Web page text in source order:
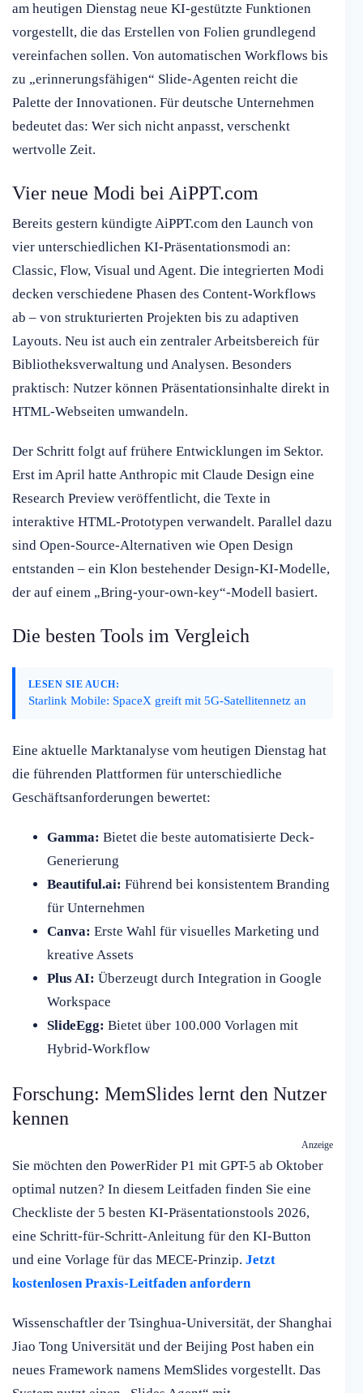
am heutigen Dienstag neue KI-gestützte Funktionen
vorgestellt, die das Erstellen von Folien grundlegend
vereinfachen sollen. Von automatischen Workflows bis
zu „erinnerungsfähigen“ Slide-Agenten reicht die
Palette der Innovationen. Für deutsche Unternehmen
bedeutet das: Wer sich nicht anpasst, verschenkt
wertvolle Zeit.
Vier neue Modi bei AiPPT.com
Bereits gestern kündigte AiPPT.com den Launch von
vier unterschiedlichen KI-Präsentationsmodi an:
Classic, Flow, Visual und Agent. Die integrierten Modi
decken verschiedene Phasen des Content-Workflows
ab – von strukturierten Projekten bis zu adaptiven
Layouts. Neu ist auch ein zentraler Arbeitsbereich für
Bibliotheksverwaltung und Analysen. Besonders
praktisch: Nutzer können Präsentationsinhalte direkt in
HTML-Webseiten umwandeln.
Der Schritt folgt auf frühere Entwicklungen im Sektor.
Erst im April hatte Anthropic mit Claude Design eine
Research Preview veröffentlicht, die Texte in
interaktive HTML-Prototypen verwandelt. Parallel dazu
sind Open-Source-Alternativen wie Open Design
entstanden – ein Klon bestehender Design-KI-Modelle,
der auf einem „Bring-your-own-key“-Modell basiert.
Die besten Tools im Vergleich
LESEN SIE AUCH:
Starlink Mobile: SpaceX greift mit 5G-Satellitennetz an
Eine aktuelle Marktanalyse vom heutigen Dienstag hat
die führenden Plattformen für unterschiedliche
Geschäftsanforderungen bewertet:
Gamma: Bietet die beste automatisierte Deck-
Generierung
Beautiful.ai: Führend bei konsistentem Branding
für Unternehmen
Canva: Erste Wahl für visuelles Marketing und
kreative Assets
Plus AI: Überzeugt durch Integration in Google
Workspace
SlideEgg: Bietet über 100.000 Vorlagen mit
Hybrid-Workflow
Forschung: MemSlides lernt den Nutzer
kennen
Anzeige
Sie möchten den PowerRider P1 mit GPT-5 ab Oktober
optimal nutzen? In diesem Leitfaden finden Sie eine
Checkliste der 5 besten KI-Präsentationstools 2026,
eine Schritt-für-Schritt-Anleitung für den KI-Button
und eine Vorlage für das MECE-Prinzip. Jetzt
kostenlosen Praxis-Leitfaden anfordern
Wissenschaftler der Tsinghua-Universität, der Shanghai
Jiao Tong Universität und der Beijing Post haben ein
neues Framework namens MemSlides vorgestellt. Das